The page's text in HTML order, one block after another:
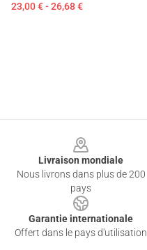
23,00 € - 26,68 €
Livraison mondiale
Nous livrons dans plus de 200
pays
Garantie internationale
Offert dans le pays d'utilisation